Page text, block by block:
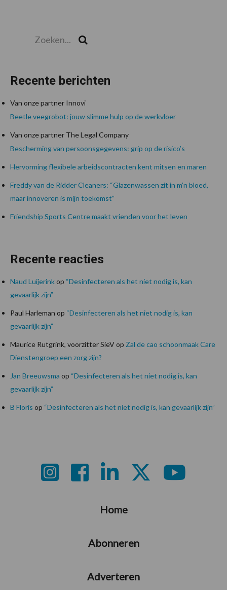
Recente berichten
Van onze partner Innovi
Beetle veegrobot: jouw slimme hulp op de werkvloer
Van onze partner The Legal Company
Bescherming van persoonsgegevens: grip op de risico’s
Hervorming flexibele arbeidscontracten kent mitsen en maren
Freddy van de Ridder Cleaners: “Glazenwassen zit in m’n bloed,
maar innoveren is mijn toekomst”
Friendship Sports Centre maakt vrienden voor het leven
Recente reacties
Naud Luijerinkop “Desinfecteren als het niet nodig is, kan
gevaarlijk zijn”
Paul Harleman op “Desinfecteren als het niet nodig is, kan
gevaarlijk zijn”
Maurice Rutgrink, voorzitter SieVop Zal de cao schoonmaak Care
Dienstengroep een zorg zijn?
Jan Breeuwsma op “Desinfecteren als het niet nodig is, kan
gevaarlijk zijn”
B Floris op “Desinfecteren als het niet nodig is, kan gevaarlijk zijn”
Home
Abonneren
Adverteren